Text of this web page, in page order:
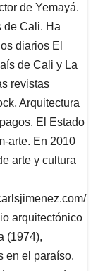
de Yemayá.
de Cali. Ha
diarios El
de Cali y La
revistas
Arquitectura
El Estado
arte. En 2010
arte y cultura
arquitectónico
(1974),
en el paraíso.